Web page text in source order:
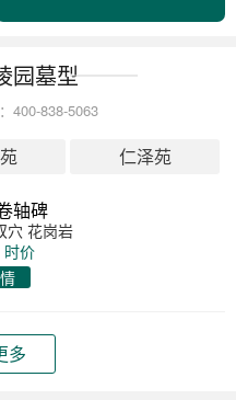
园墓型
400-838-5063
仁泽苑
轴碑
穴 花岗岩
时价
多